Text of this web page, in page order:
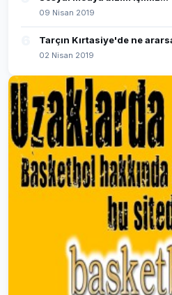
09 Nisan 2019
Tarçın Kırtasiye'de ne
02 Nisan 2019